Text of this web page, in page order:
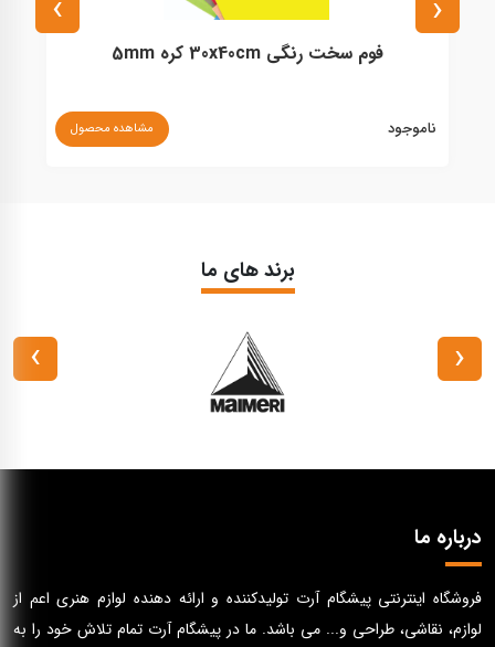
فوم سخت رنگی 30x40cm کره 5mm
ناموجود مشاهده محصول
برند های ما
‹
›
درباره ما
فروشگاه اینترنتی پیشگام آرت تولیدکننده و ارائه دهنده لوازم هنری اعم از
لوازم، نقاشی، طراحی و... می باشد. ما در پیشگام آرت تمام تلاش خود را به